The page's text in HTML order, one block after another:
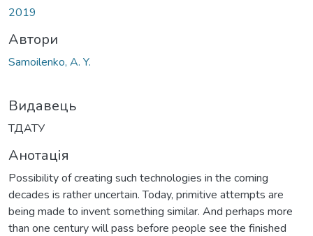
2019
Автори
Samoilenko, A. Y.
Видавець
ТДАТУ
Анотація
Possibility of creating such technologies in the coming
decades is rather uncertain. Today, primitive attempts are
being made to invent something similar. And perhaps more
than one century will pass before people see the finished